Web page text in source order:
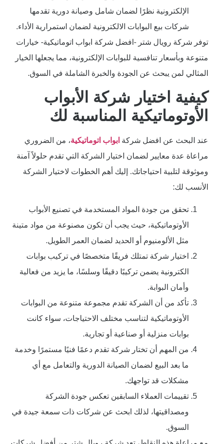
الإلكترونية نظرًا لضمان شامل وصيانة دورية تقدمها
شركات بيع البوابات الالكترونية لضمان استمرارية الأداء.
توفر شركة رويال شتر -افضل شركة ابواب اتوماتيكية- خيارات
متنوعة وبأسعار تنافسية للبوابات الإلكترونية، مما يجعلها الخيار
المثالي لمن يبحث عن الجودة والخبرة الشاملة في السوق.
كيفية اختيار شركة الأبواب
الأوتوماتيكية المناسبة لك
عند البحث عن افضل شركة ابواب اتوماتيكية، من الضروري
مراعاة عدة معايير لضمان اختيار الشركة التي تقدم حلولاً آمنة
وموثوقة لتلبية احتياجاتك. إليك أهم الخطوات لاختيار الشركة
الأنسب لك:
تحقق من جودة المواد المستخدمة في تصنيع الأبواب
الأوتوماتيكية، حيث يجب أن تكون مصنوعة من مواد متينة
مثل الألومنيوم أو الحديد لضمان العمر الطويل.
اختيار شركة تمتلك فريقًا متخصصًا في تركيب بوابات
الكترونية يضمن تركيبًا دقيقًا وسلسًا، ما يزيد من فعالية
وأمان البوابة.
تأكد من أن الشركة تقدم مجموعة متنوعة من البوابات
الأوتوماتيكية لتناسب مختلف الاحتياجات، سواء كانت
بوابات منزلية أو صناعية أو تجارية.
من المهم أن تختار شركة تقدم دعمًا فنيًا مستمرًا وخدمة
ما بعد البيع لضمان الصيانة الدورية والتعامل مع أي
مشكلات قد تواجهك.
تقييمات العملاء السابقين تعكس جودة الشركة
ومصداقيتها، لذلك ابحث عن شركات ذات سمعة جيدة في
السوق.